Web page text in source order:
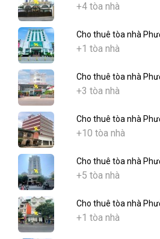
+4 tòa nhà
Cho thuê tòa nhà
+1 tòa nhà
Cho thuê tòa nhà
+3 tòa nhà
Cho thuê tòa nhà
+10 tòa nhà
Cho thuê tòa nhà
+5 tòa nhà
Cho thuê tòa nhà
+1 tòa nhà